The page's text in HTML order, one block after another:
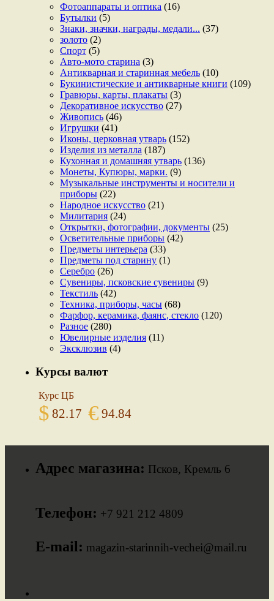
Фотоаппараты и оптика (16)
Бутылки (5)
Знаки, значки, награды, медали... (37)
золото (2)
Спорт (5)
Авто-мото старина (3)
Антикварная и старинная мебель (10)
Букинистические и антикварные книги (109)
Гравюры, карты, плакаты (3)
Декоративное искусство (27)
Живопись (46)
Игрушки (41)
Иконы, церковная утварь (152)
Изделия из металла (187)
Кухонная и домашняя утварь (136)
Монеты, Купюры, марки. (9)
Музыкальные инструменты и носители и
приборы (22)
Народное искусство (21)
Милитария (24)
Открытки, фотографии, документы (25)
Осветительные приборы (42)
Предметы интерьера (33)
Предметы под старину (1)
Серебро (26)
Сувениры, псковские сувениры (9)
Текстиль (42)
Техника, приборы, часы (68)
Фарфор, керамика, фаянс, стекло (120)
Разное (280)
Ювелирные изделия (11)
Эксклюзив (4)
Курсы валют
Курс ЦБ
$ 82.17 € 94.84
Адрес магазина: Псков, Кремль 6
Телефон: +7 921 212 4809
E-mail: magazin-starinnih-vechei@mail.ru